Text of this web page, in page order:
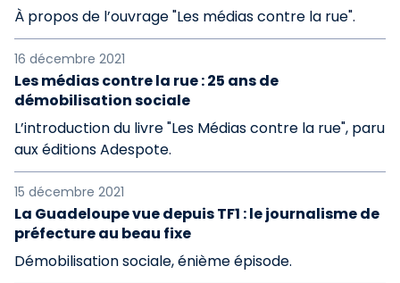
À propos de l’ouvrage "Les médias contre la rue".
16 décembre 2021
Les médias contre la rue : 25 ans de
démobilisation sociale
L’introduction du livre "Les Médias contre la rue", paru
aux éditions Adespote.
15 décembre 2021
La Guadeloupe vue depuis TF1 : le journalisme de
préfecture au beau fixe
Démobilisation sociale, énième épisode.